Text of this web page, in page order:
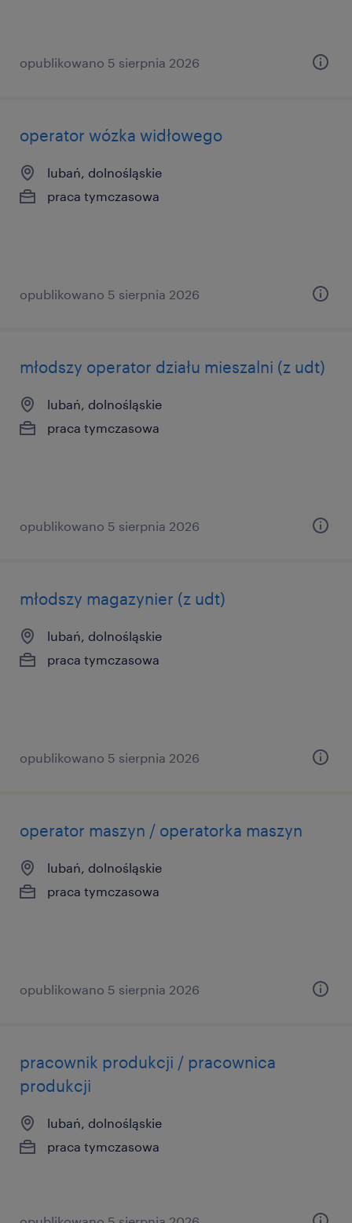
opublikowano 5 sierpnia 2026
operator wózka widłowego
lubań, dolnośląskie
praca tymczasowa
opublikowano 5 sierpnia 2026
młodszy operator działu mieszalni (z udt)
lubań, dolnośląskie
praca tymczasowa
opublikowano 5 sierpnia 2026
młodszy magazynier (z udt)
lubań, dolnośląskie
praca tymczasowa
opublikowano 5 sierpnia 2026
operator maszyn / operatorka maszyn
lubań, dolnośląskie
praca tymczasowa
opublikowano 5 sierpnia 2026
pracownik produkcji / pracownica
produkcji
lubań, dolnośląskie
praca tymczasowa